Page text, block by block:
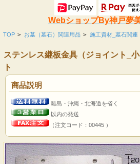
WebショップBy神戸夢
TOP > お墓（墓石）関連用品 > 施工資材_墓石関連
ステンレス継板金具（ジョイント_
ト
商品説明
離島・沖縄・北海道を省く
以内の発送
（注文コード：00445 ）